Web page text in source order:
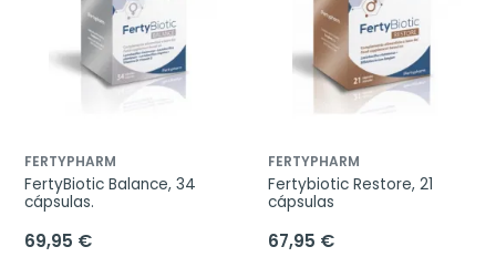
FERTYPHARM
FertyBiotic Balance, 34
cápsulas.
69,95 €
FERTYPHARM
Fertybiotic Restore, 21
cápsulas
67,95 €